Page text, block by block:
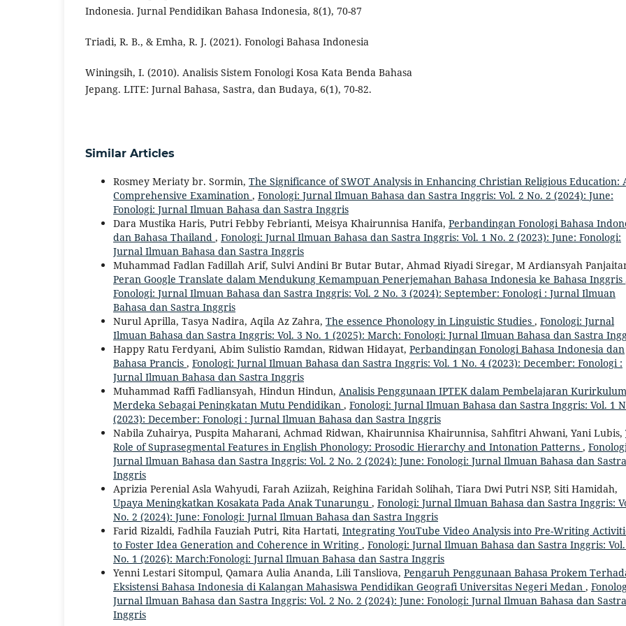
Indonesia. Jurnal Pendidikan Bahasa Indonesia, 8(1), 70-87
Triadi, R. B., & Emha, R. J. (2021). Fonologi Bahasa Indonesia
Winingsih, I. (2010). Analisis Sistem Fonologi Kosa Kata Benda Bahasa
Jepang. LITE: Jurnal Bahasa, Sastra, dan Budaya, 6(1), 70-82.
Similar Articles
Rosmey Meriaty br. Sormin, The Significance of SWOT Analysis in Enhancing Christian Religious Education:
Comprehensive Examination , Fonologi: Jurnal Ilmuan Bahasa dan Sastra Inggris: Vol. 2 No. 2 (2024): June:
Fonologi: Jurnal Ilmuan Bahasa dan Sastra Inggris
Dara Mustika Haris, Putri Febby Febrianti, Meisya Khairunnisa Hanifa, Perbandingan Fonologi Bahasa
dan Bahasa Thailand , Fonologi: Jurnal Ilmuan Bahasa dan Sastra Inggris: Vol. 1 No. 2 (2023): June: Fonologi:
Jurnal Ilmuan Bahasa dan Sastra Inggris
Muhammad Fadlan Fadillah Arif, Sulvi Andini Br Butar Butar, Ahmad Riyadi Siregar, M Ardiansyah
Peran Google Translate dalam Mendukung Kemampuan Penerjemahan Bahasa Indonesia ke Bahasa Inggris
Fonologi: Jurnal Ilmuan Bahasa dan Sastra Inggris: Vol. 2 No. 3 (2024): September: Fonologi : Jurnal Ilmuan
Bahasa dan Sastra Inggris
Nurul Aprilla, Tasya Nadira, Aqila Az Zahra, The essence Phonology in Linguistic Studies , Fonologi: Jurnal
Ilmuan Bahasa dan Sastra Inggris: Vol. 3 No. 1 (2025): March: Fonologi: Jurnal Ilmuan Bahasa dan Sastra
Happy Ratu Ferdyani, Abim Sulistio Ramdan, Ridwan Hidayat, Perbandingan Fonologi Bahasa Indonesia dan
Bahasa Prancis , Fonologi: Jurnal Ilmuan Bahasa dan Sastra Inggris: Vol. 1 No. 4 (2023): December: Fonologi :
Jurnal Ilmuan Bahasa dan Sastra Inggris
Muhammad Raffi Fadliansyah, Hindun Hindun, Analisis Penggunaan IPTEK dalam Pembelajaran Kurirkulum
Merdeka Sebagai Peningkatan Mutu Pendidikan , Fonologi: Jurnal Ilmuan Bahasa dan Sastra Inggris: Vol. 1
(2023): December: Fonologi : Jurnal Ilmuan Bahasa dan Sastra Inggris
Nabila Zuhairya, Puspita Maharani, Achmad Ridwan, Khairunnisa Khairunnisa, Sahfitri Ahwani, Yani Lubis,
Role of Suprasegmental Features in English Phonology: Prosodic Hierarchy and Intonation Patterns ,
Jurnal Ilmuan Bahasa dan Sastra Inggris: Vol. 2 No. 2 (2024): June: Fonologi: Jurnal Ilmuan Bahasa dan Sastra
Inggris
Aprizia Perenial Asla Wahyudi, Farah Aziizah, Reighina Faridah Solihah, Tiara Dwi Putri NSP, Siti Hamidah,
Upaya Meningkatkan Kosakata Pada Anak Tunarungu , Fonologi: Jurnal Ilmuan Bahasa dan Sastra Inggris:
No. 2 (2024): June: Fonologi: Jurnal Ilmuan Bahasa dan Sastra Inggris
Farid Rizaldi, Fadhila Fauziah Putri, Rita Hartati, Integrating YouTube Video Analysis into Pre-Writing
to Foster Idea Generation and Coherence in Writing , Fonologi: Jurnal Ilmuan Bahasa dan Sastra Inggris:
No. 1 (2026): March:Fonologi: Jurnal Ilmuan Bahasa dan Sastra Inggris
Yenni Lestari Sitompul, Qamara Aulia Ananda, Lili Tansliova, Pengaruh Penggunaan Bahasa Prokem
Eksistensi Bahasa Indonesia di Kalangan Mahasiswa Pendidikan Geografi Universitas Negeri Medan ,
Jurnal Ilmuan Bahasa dan Sastra Inggris: Vol. 2 No. 2 (2024): June: Fonologi: Jurnal Ilmuan Bahasa dan Sastra
Inggris